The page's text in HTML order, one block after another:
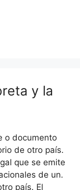
y la
o documento
de otro país.
que se emite
de un.
país. El